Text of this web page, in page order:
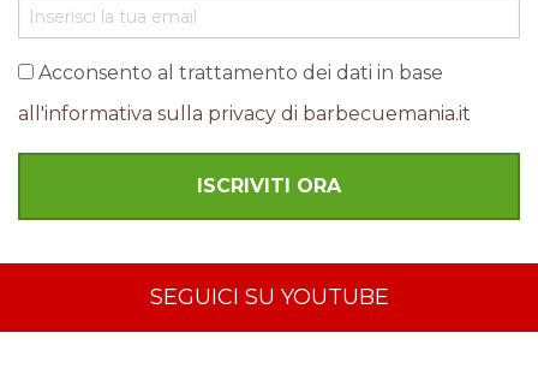
Acconsento al trattamento dei dati in base
all'informativa sulla privacy di barbecuemania.it
SEGUICI SU YOUTUBE